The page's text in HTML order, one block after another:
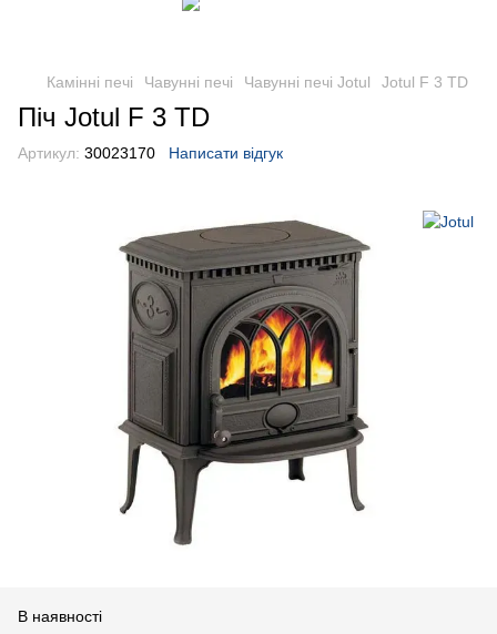
Камінні печі Чавунні печі Чавунні печі Jotul Jotul F 3 TD
Піч Jotul F 3 TD
Артикул: 30023170 Написати відгук
В наявності